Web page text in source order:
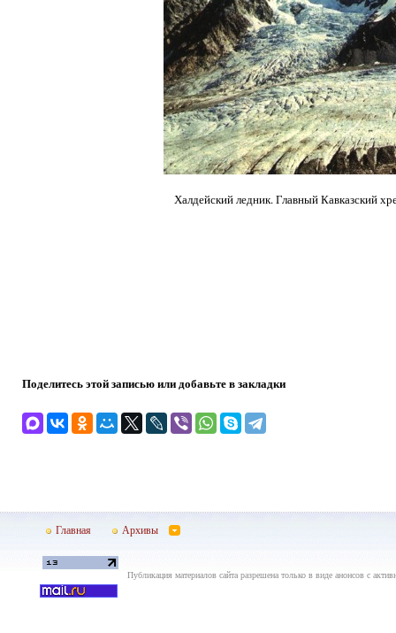
Халдейский ледник. Главный Кавказский
Поделитесь этой записью или добавьте в закладки
Главная Архивы
Публикация материалов сайта разрешена только в виде анонсов с